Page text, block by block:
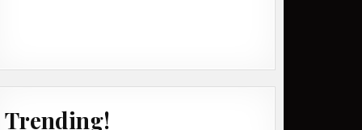
Trending!